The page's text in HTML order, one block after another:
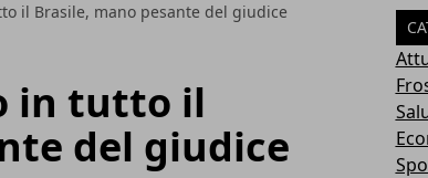
il Brasile, mano pesante del giudice
in tutto il
del giudice